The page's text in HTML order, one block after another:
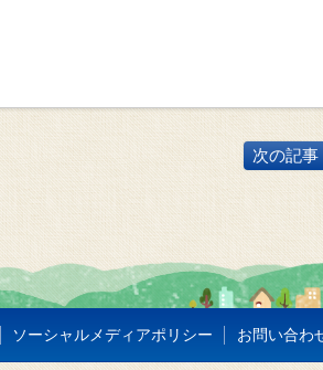
次の記事
ソーシャルメディアポリシー お問い合わ